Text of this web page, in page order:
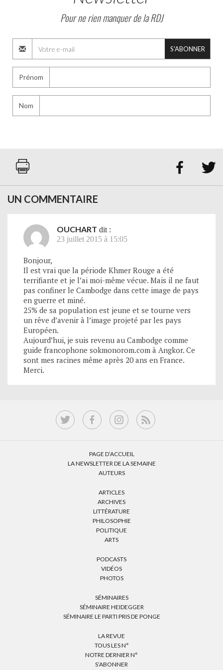
Pour ne rien manquer de la RDJ
S'ABONNER
Prénom
Nom
 
UN COMMENTAIRE
OUCHART dit :
23 juillet 2015 à 15:05
Bonjour,
Il est vrai que la période Khmer Rouge a été
terrifiante et je l’ai moi-même vécue. Mais il ne faut
pas confiner le Cambodge dans cette image de pays
en guerre et miné.
25% de sa population est jeune et se tourne vers
un rêve d’avenir à l’image projeté par les pays
Européen.
Aujourd’hui, je suis revenu au Cambodge comme
guide francophone sokmonorom.com à Angkor. Ce
sont mes racines même après 20 ans en France.
Merci.
PAGE D’ACCUEIL
LA NEWSLETTER DE LA SEMAINE
AUTEURS
ARTICLES
ARCHIVES
LITTÉRATURE
PHILOSOPHIE
POLITIQUE
ARTS
PODCASTS
VIDÉOS
PHOTOS
SÉMINAIRES
SÉMINAIRE HEIDEGGER
SÉMINAIRE LE PARTI PRIS DE PONGE
LA REVUE
TOUS LES N°
NOTRE DERNIER N°
S’ABONNER